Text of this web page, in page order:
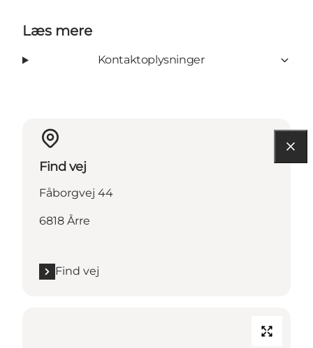
Læs mere
Kontaktoplysninger
Find vej
Fåborgvej 44
6818 Årre
Find vej